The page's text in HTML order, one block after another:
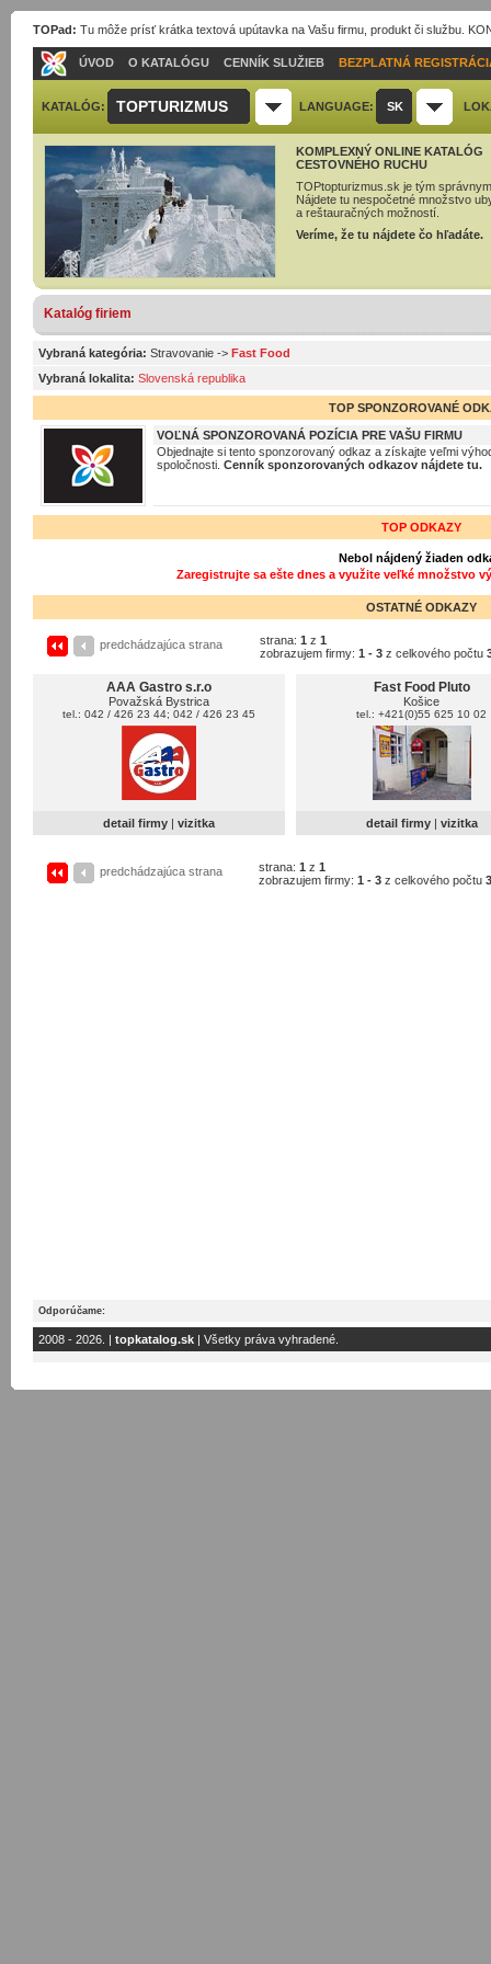
TOPad: Tu môže prísť krátka textová upútavka na Vašu firmu, produkt či službu.
ÚVOD O KATALÓGU CENNÍK SLUŽIEB BEZPLATNÁ
KATALÓG: TOPTURIZMUS LANGUAGE: SK
KOMPLEXNÝ ONLINE KATALÓG
CESTOVNÉHO RUCHU
TOPtopturizmus.sk je tým
Nájdete tu nespočetné množstvo
a reštauračných možností.
Veríme, že tu nájdete čo hľadáte.
Katalóg firiem
Vybraná kategória: Stravovanie -> Fast Food
Vybraná lokalita: Slovenská republika
TOP SPONZOROVANÉ
VOĽNÁ SPONZOROVANÁ POZÍCIA PRE VAŠU FIRMU
Objednajte si tento sponzorovaný odkaz a získajte veľmi
spoločnosti. Cenník sponzorovaných odkazov nájdete tu.
TOP ODKAZY
Nebol nájdený žiaden
Zaregistrujte sa ešte dnes a využite veľké množstvo
OSTATNÉ ODKAZY
predchádzajúca strana strana: 1 z 1
zobrazujem firmy: 1 - 3 z celkového počtu
AAA Gastro s.r.o
Považská Bystrica
tel.: 042 / 426 23 44; 042 / 426 23 45
detail firmy | vizitka
Fast Food Pluto
Košice
tel.: +421(0)55 625 10 02
detail firmy | vizitka
predchádzajúca strana strana: 1 z 1
zobrazujem firmy: 1 - 3 z celkového počtu 3
Odporúčame:
2008 - 2026. | topkatalog.sk | Všetky práva vyhradené.